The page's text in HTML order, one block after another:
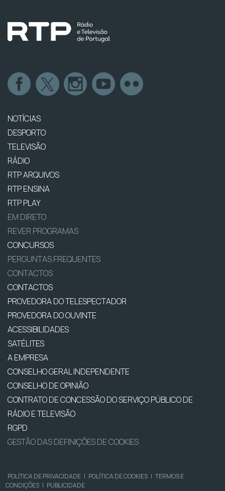
NOTÍCIAS
DESPORTO
TELEVISÃO
RÁDIO
RTP ARQUIVOS
RTP ENSINA
RTP PLAY
EM DIRETO
REVER PROGRAMAS
CONCURSOS
PERGUNTAS FREQUENTES
CONTACTOS
CONTACTOS
PROVEDORA DO TELESPECTADOR
PROVEDORA DO OUVINTE
ACESSIBILIDADES
SATÉLITES
A EMPRESA
CONSELHO GERAL INDEPENDENTE
CONSELHO DE OPINIÃO
CONTRATO DE CONCESSÃO DO SERVIÇO PÚBLICO DE
RÁDIO E TELEVISÃO
RGPD
GESTÃO DAS DEFINIÇÕES DE COOKIES
POLÍTICA DE PRIVACIDADE | POLÍTICA DE COOKIES | TERMOS E
CONDIÇÕES | PUBLICIDADE